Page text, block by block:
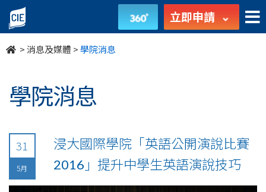
undefined 立即申請
>消息及媒體 >學院消息
學院消息
31
5月
浸大國際學院「英語公開演說比賽
2016」提升中學生英語演說技巧